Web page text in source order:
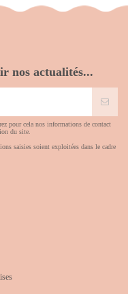
nos actualités...
pour cela nos informations de contact
du site.
saisies soient exploitées dans le cadre